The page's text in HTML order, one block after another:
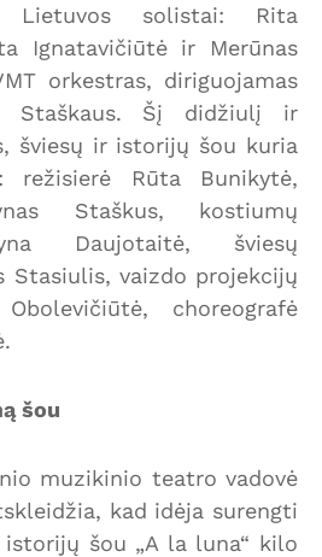
Lietuvos solistai: Rita
Ignatavičiūtė ir Merūnas
orkestras, diriguojamas
Staškaus. Šį didžiulį ir
šviesų ir istorijų šou kuria
režisierė Rūta Bunikytė,
Staškus, kostiumų
Daujotaitė, šviesų
Stasiulis, vaizdo projekcijų
choreografė
šou
muzikinio teatro vadovė
kad idėja surengti
šou „A la luna“ kilo